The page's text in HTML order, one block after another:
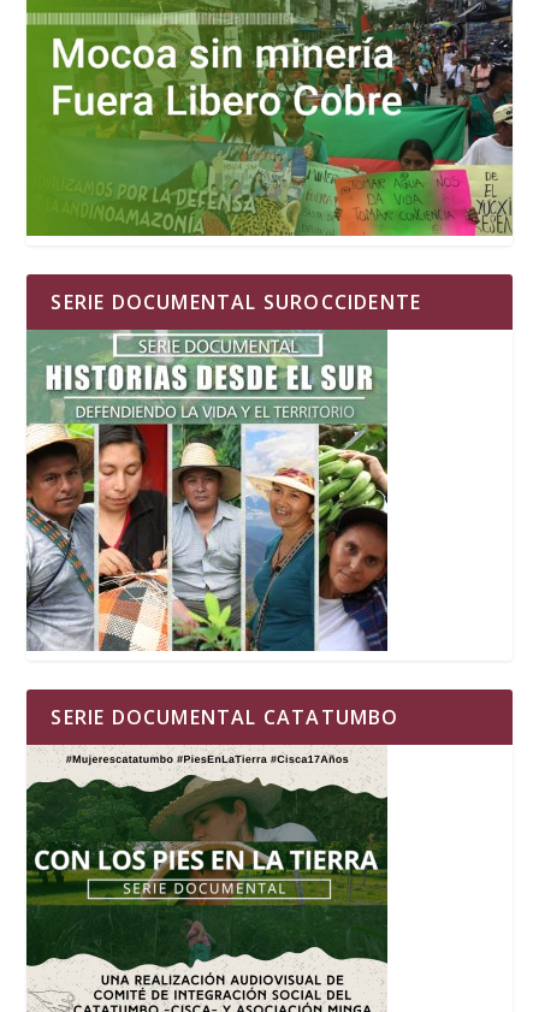
SERIE DOCUMENTAL SUROCCIDENTE
SERIE DOCUMENTAL CATATUMBO